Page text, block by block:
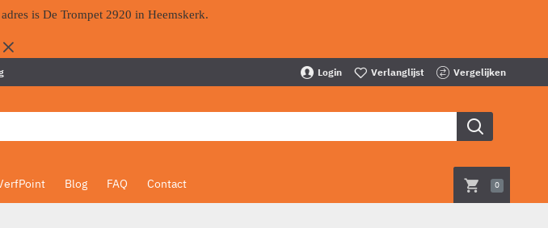
is De Trompet 2920 in Heemskerk.
Login Verlanglijst Vergelijken
Blog FAQ Contact 0